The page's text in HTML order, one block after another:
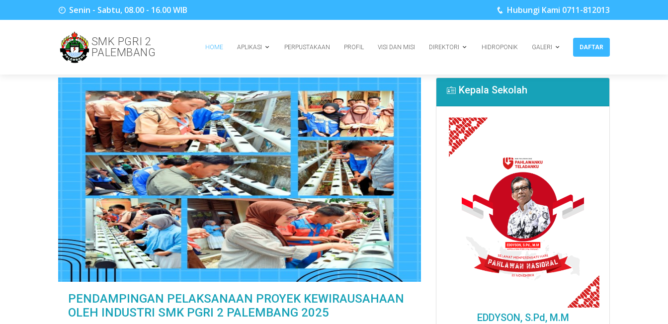
Senin - Sabtu, 08.00 - 16.00 WIB Hubungi Kami 0711-812013
SMK PGRI 2
PALEMBANG
HOME APLIKASI PERPUSTAKAAN PROFIL VISI DAN MISI DIREKTORI HIDROPONIK GALERI DAFTAR
PENDAMPINGAN PELAKSANAAN PROYEK KEWIRAUSAHAAN
OLEH INDUSTRI SMK PGRI 2 PALEMBANG 2025
Kepala Sekolah
EDDYSON, S.Pd, M.M